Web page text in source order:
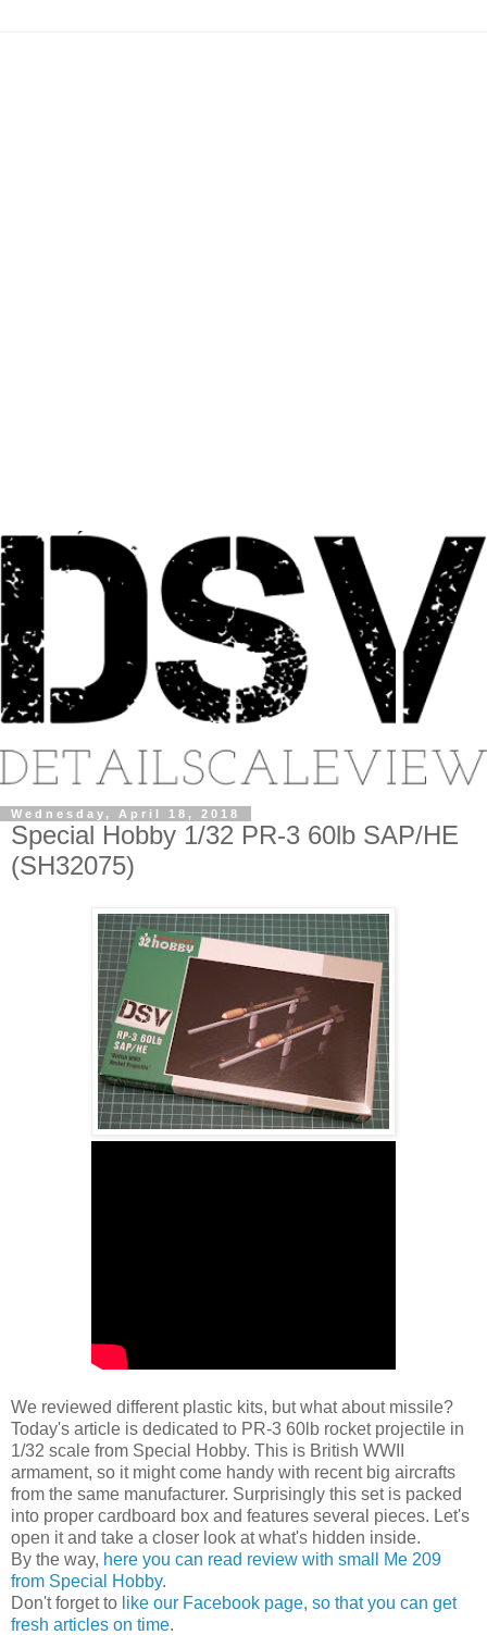
Wednesday, April 18, 2018
Special Hobby 1/32 PR-3 60lb SAP/HE
(SH32075)
We reviewed different plastic kits, but what about missile?
Today's article is dedicated to PR-3 60lb rocket projectile in
1/32 scale from Special Hobby. This is British WWII
armament, so it might come handy with recent big aircrafts
from the same manufacturer. Surprisingly this set is packed
into proper cardboard box and features several pieces. Let's
open it and take a closer look at what's hidden inside.
By the way, here you can read review with small Me 209
from Special Hobby.
Don't forget to like our Facebook page, so that you can get
fresh articles on time.